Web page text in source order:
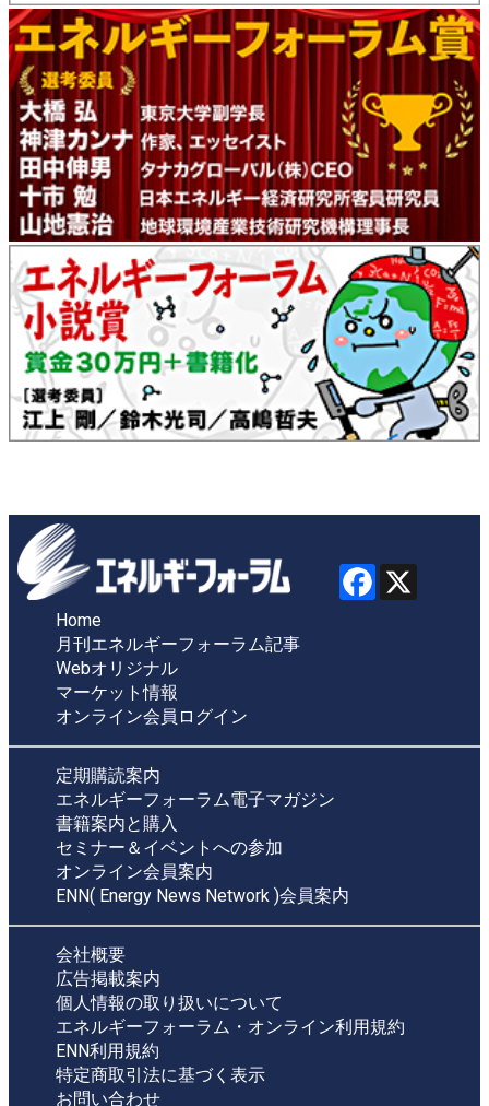
Home
月刊エネルギーフォーラム記事
Webオリジナル
マーケット情報
オンライン会員ログイン
定期購読案内
エネルギーフォーラム電子マガジン
書籍案内と購入
セミナー＆イベントへの参加
オンライン会員案内
ENN( Energy News Network )会員案内
会社概要
広告掲載案内
個人情報の取り扱いについて
エネルギーフォーラム・オンライン利用規約
ENN利用規約
特定商取引法に基づく表示
お問い合わせ